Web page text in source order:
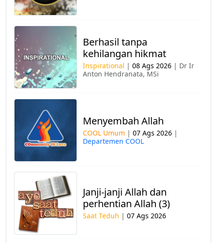
Berhasil tanpa
kehilangan hikmat
Inspirational | 08 Ags 2026| Dr Ir
Anton Hendranata, MSi
Menyembah Allah
COOL Umum | 07 Ags 2026|
Departemen COOL
Janji-janji Allah dan
perhentian Allah (3)
Saat Teduh | 07 Ags 2026